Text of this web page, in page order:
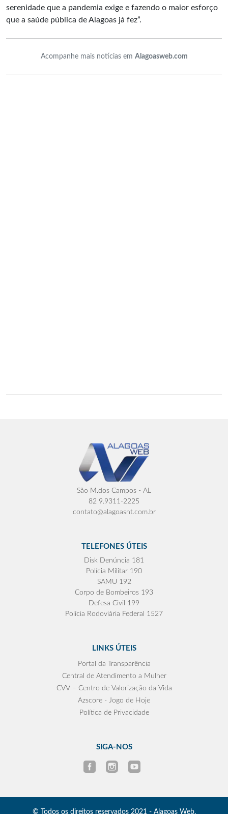
serenidade que a pandemia exige e fazendo o maior esforço
que a saúde pública de Alagoas já fez”.
Acompanhe mais notícias em Alagoasweb.com
São M.dos Campos - AL
82 9.9311-2225
contato@alagoasnt.com.br
TELEFONES ÚTEIS
Disk Denúncia 181
Polícia Militar 190
SAMU 192
Corpo de Bombeiros 193
Defesa Civil 199
Polícia Rodoviária Federal 1527
LINKS ÚTEIS
Portal da Transparência
Central de Atendimento a Mulher
CVV – Centro de Valorização da Vida
Azscore - Jogo de Hoje
Política de Privacidade
SIGA-NOS
© Todos os direitos reservados 2021 - Alagoas Web.